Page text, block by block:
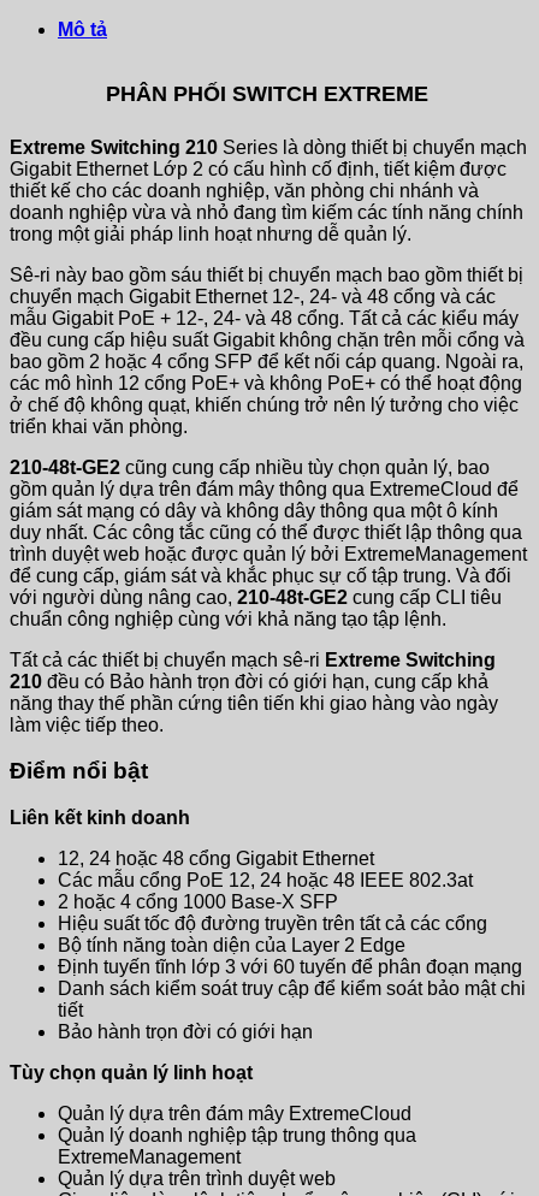
Mô tả
PHÂN PHỐI SWITCH EXTREME
Extreme Switching 210 Series là dòng thiết bị chuyển mạch
Gigabit Ethernet Lớp 2 có cấu hình cố định, tiết kiệm được
thiết kế cho các doanh nghiệp, văn phòng chi nhánh và
doanh nghiệp vừa và nhỏ đang tìm kiếm các tính năng chính
trong một giải pháp linh hoạt nhưng dễ quản lý.
Sê-ri này bao gồm sáu thiết bị chuyển mạch bao gồm thiết bị
chuyển mạch Gigabit Ethernet 12-, 24- và 48 cổng và các
mẫu Gigabit PoE + 12-, 24- và 48 cổng. Tất cả các kiểu máy
đều cung cấp hiệu suất Gigabit không chặn trên mỗi cổng và
bao gồm 2 hoặc 4 cổng SFP để kết nối cáp quang. Ngoài ra,
các mô hình 12 cổng PoE+ và không PoE+ có thể hoạt động
ở chế độ không quạt, khiến chúng trở nên lý tưởng cho việc
triển khai văn phòng.
210-48t-GE2 cũng cung cấp nhiều tùy chọn quản lý, bao
gồm quản lý dựa trên đám mây thông qua ExtremeCloud để
giám sát mạng có dây và không dây thông qua một ô kính
duy nhất. Các công tắc cũng có thể được thiết lập thông qua
trình duyệt web hoặc được quản lý bởi ExtremeManagement
để cung cấp, giám sát và khắc phục sự cố tập trung. Và đối
với người dùng nâng cao, 210-48t-GE2 cung cấp CLI tiêu
chuẩn công nghiệp cùng với khả năng tạo tập lệnh.
Tất cả các thiết bị chuyển mạch sê-ri Extreme Switching
210 đều có Bảo hành trọn đời có giới hạn, cung cấp khả
năng thay thế phần cứng tiên tiến khi giao hàng vào ngày
làm việc tiếp theo.
Điểm nổi bật
Liên kết kinh doanh
12, 24 hoặc 48 cổng Gigabit Ethernet
Các mẫu cổng PoE 12, 24 hoặc 48 IEEE 802.3at
2 hoặc 4 cổng 1000 Base-X SFP
Hiệu suất tốc độ đường truyền trên tất cả các cổng
Bộ tính năng toàn diện của Layer 2 Edge
Định tuyến tĩnh lớp 3 với 60 tuyến để phân đoạn mạng
Danh sách kiểm soát truy cập để kiểm soát bảo mật chi
tiết
Bảo hành trọn đời có giới hạn
Tùy chọn quản lý linh hoạt
Quản lý dựa trên đám mây ExtremeCloud
Quản lý doanh nghiệp tập trung thông qua
ExtremeManagement
Quản lý dựa trên trình duyệt web